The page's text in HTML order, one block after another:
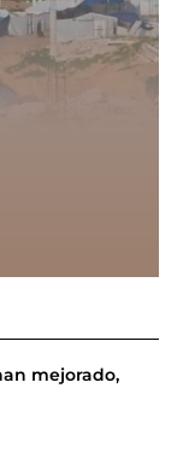
mejorado,